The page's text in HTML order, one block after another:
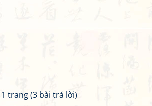
trang (3 bài trả lời)